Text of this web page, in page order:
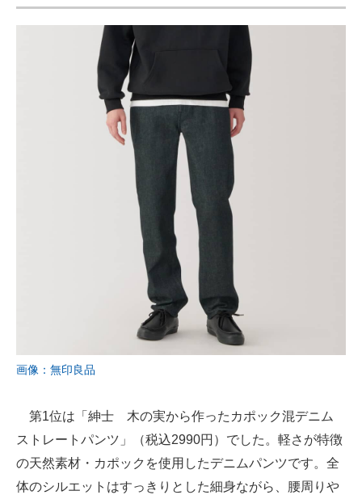
画像：無印良品
第1位は「紳士 木の実から作ったカポック混デニム
ストレートパンツ」（税込2990円）でした。軽さが特徴
の天然素材・カポックを使用したデニムパンツです。全
体のシルエットはすっきりとした細身ながら、腰周りや